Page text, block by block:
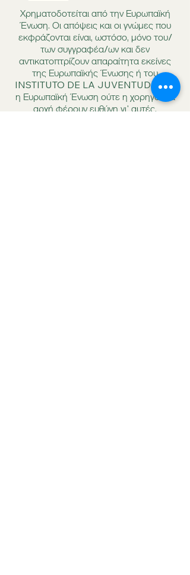
Χρηματοδοτείται από την Ευρωπαϊκή
Ένωση. Οι απόψεις και οι γνώμες που
εκφράζονται είναι, ωστόσο, μόνο του/
των συγγραφέα/ων και δεν
αντικατοπτρίζουν απαραίτητα εκείνες
της Ευρωπαϊκής Ένωσης ή του
INSTITUTO DE LA JUVENTUD. Ούτε
η Ευρωπαϊκή Ένωση ούτε η χορηγούσα
αρχή φέρουν ευθύνη γι' αυτές.